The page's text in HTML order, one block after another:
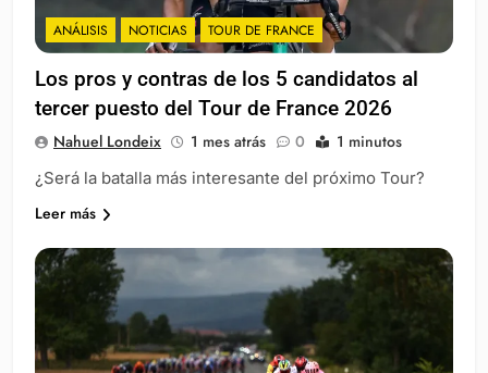
ANÁLISIS NOTICIAS TOUR DE FRANCE
Los pros y contras de los 5 candidatos al
tercer puesto del Tour de France 2026
Nahuel Londeix 1 mes atrás 0 1 minutos
¿Será la batalla más interesante del próximo Tour?
Leer más